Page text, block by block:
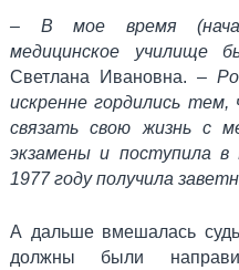
– В мое время
медицинское училище
Светлана Ивановна. –
искренне гордились
связать свою жизнь с
экзамены и поступила в
1977 году получила
А дальше вмешалась
должны были